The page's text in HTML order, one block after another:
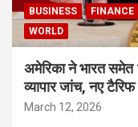
BUSINESS FINANCE
WORLD
अमेरिका ने भारत
व्यापार जांच, नए
March 12, 2026